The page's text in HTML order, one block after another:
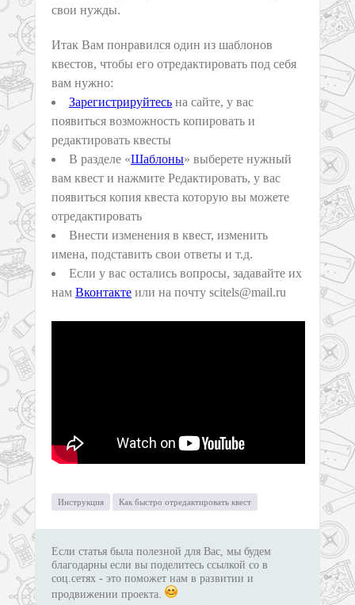
свои нужды.
Итак Вам понравился один из шаблонов
квестов, чтобы его отредактировать под себя
вам нужно:
Зарегистрируйтесь на сайте, у вас
появиться возможность копировать и
редактировать квесты
В разделе «Шаблоны» выберете нужный
вам квест и нажмите Редактировать, у вас
появиться копия квеста которую вы можете
отредактировать
Внести изменения в квест, изменить
имена, подставить свои ответы и т.д.
Если у вас остались вопросы, задавайте их
нам Вконтакте или на почту scitels@mail.ru
Инструкция Как быстро отредактировать квест
Если статья была полезной для Вас, мы будем
благодарны если вы поделитесь ссылкой со в
соц.сетях - это поможет нам в развитии и
продвижении проекта.